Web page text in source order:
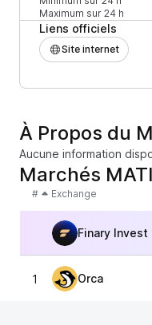
Maximum sur 24 h
Liens officiels
Site internet
À Propos du
Aucune information
Marchés
# Exchange
Finary Invest
1 Orca